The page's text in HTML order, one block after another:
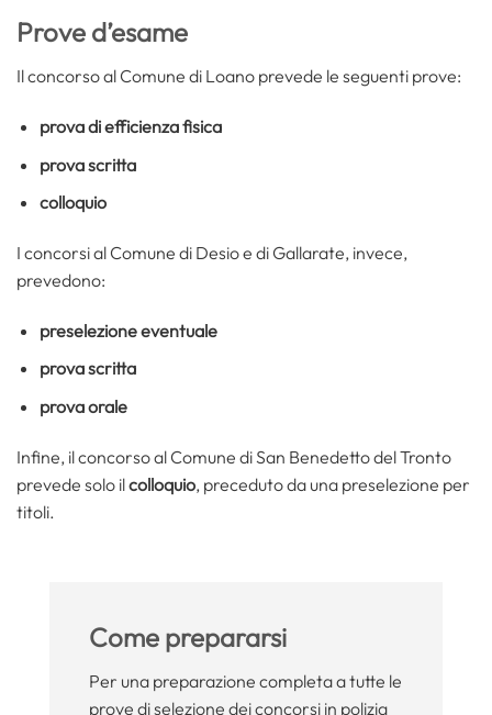
Prove d’esame
Il concorso al Comune di Loano prevede le seguenti prove:
prova di efficienza fisica
prova scritta
colloquio
I concorsi al Comune di Desio e di Gallarate, invece,
prevedono:
preselezione eventuale
prova scritta
prova orale
Infine, il concorso al Comune di San Benedetto del Tronto
prevede solo ilcolloquio, preceduto da una preselezione per
titoli.
Come prepararsi
Per una preparazione completa a tutte le
prove di selezione dei concorsi in polizia